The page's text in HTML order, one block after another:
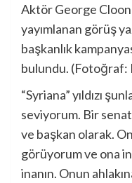
Aktör George
yayımlanan görüş
başkanlık
bulundu. (Fotoğraf:
“Syriana” yıldızı
seviyorum. Bir
ve başkan olarak.
görüyorum ve ona
inanın. Onun